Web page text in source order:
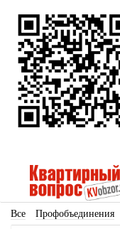
Все Профобъединения